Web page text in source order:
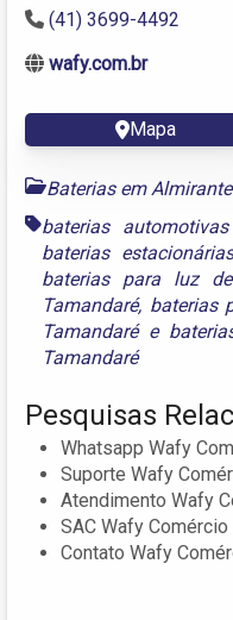
(41) 3699-4492
wafy.com.br
Mapa
Baterias em
baterias
baterias
baterias para luz
Tamandaré, baterias
Tamandarée
Tamandaré
Pesquisas
Whatsapp Wafy
Suporte Wafy
Atendimento Wafy
SAC Wafy
Contato Wafy